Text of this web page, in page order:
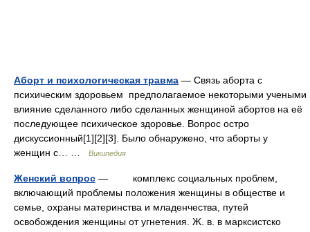
Аборт и психологическая травма — Связь аборта с
психическим здоровьем предполагаемое некоторыми учеными
влияние сделанного либо сделанных женщиной абортов на её
последующее психическое здоровье. Вопрос остро
дискуссионный[1][2][3]. Было обнаружено, что аборты у
женщин с… …
Википедия
Женский вопрос — комплекс социальных проблем,
включающий проблемы положения женщины в обществе и
семье, охраны материнства и младенчества, путей
освобождения женщины от угнетения. Ж. в. в марксистско